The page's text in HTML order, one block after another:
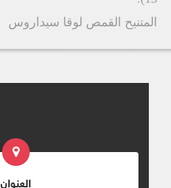
المتنيح القمص لوقا سيداروس
العنوان